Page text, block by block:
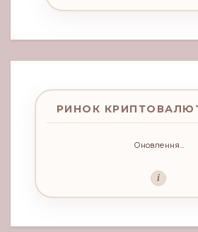
РИНОК КРИПТОВАЛЮТ
Оновлення...
i